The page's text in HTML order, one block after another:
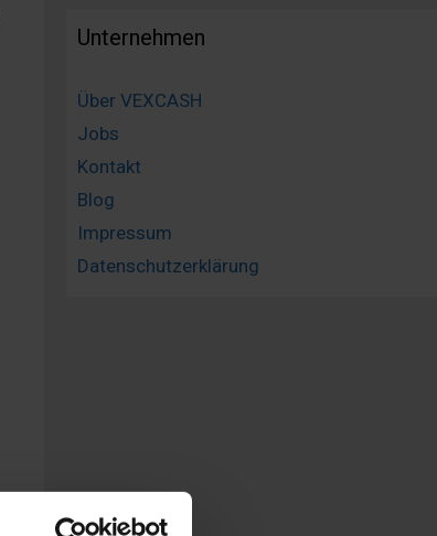
Unternehmen
Über VEXCASH
Jobs
Kontakt
Blog
Impressum
Datenschutzerklärung